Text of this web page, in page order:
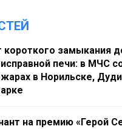
короткого замыкания
печи: в МЧС
в Норильске,
на премию «Герой